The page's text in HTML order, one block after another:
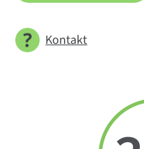
Kontakt